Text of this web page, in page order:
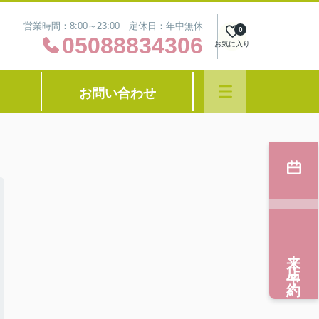
営業時間：8:00～23:00 定休日：年中無休
05088834306 お気に入り
0
お問い合わせ
来店予約